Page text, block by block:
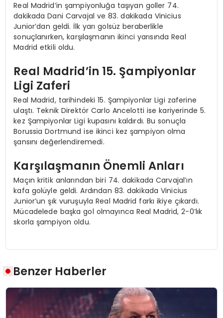
Real Madrid’in şampiyonluğa taşıyan goller 74.
dakikada Dani Carvajal ve 83. dakikada Vinicius
Junior’dan geldi. İlk yarı golsüz beraberlikle
sonuçlanırken, karşılaşmanın ikinci yarısında Real
Madrid etkili oldu.
Real Madrid’in 15. Şampiyonlar
Ligi Zaferi
Real Madrid, tarihindeki 15. Şampiyonlar Ligi zaferine
ulaştı. Teknik Direktör Carlo Ancelotti ise kariyerinde 5.
kez Şampiyonlar Ligi kupasını kaldırdı. Bu sonuçla
Borussia Dortmund ise ikinci kez şampiyon olma
şansını değerlendiremedi.
Karşılaşmanın Önemli Anları
Maçın kritik anlarından biri 74. dakikada Carvajal’ın
kafa golüyle geldi. Ardından 83. dakikada Vinicius
Junior’un şık vuruşuyla Real Madrid farkı ikiye çıkardı.
Mücadelede başka gol olmayınca Real Madrid, 2-0’lık
skorla şampiyon oldu.
Benzer Haberler